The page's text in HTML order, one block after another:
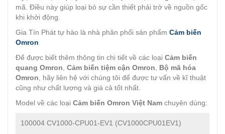
mã. Điều này giúp loại bỏ sự cần thiết phải trở về nguồn gốc
khi khởi động.
Gia Tín Phát tự hào là nhà phân phối sản phẩm Cảm biến
Omron
Để được biết thêm thông tin chi tiết về các loại Cảm biến
quang Omron Cảm biến tiệm cận Omron
Bộ mã hóa
Omron , hãy liên hệ với chúng tôi để được tư vấn về kĩ thuật
cũng như chất lượng và giá cả tốt nhất.
Model về các loại Cảm biến Omron Việt Nam chuyên dùng:
100004 CV1000-CPU01-EV1 (CV1000CPU01EV1)